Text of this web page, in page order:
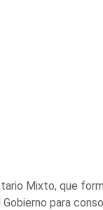
Mixto, que
para